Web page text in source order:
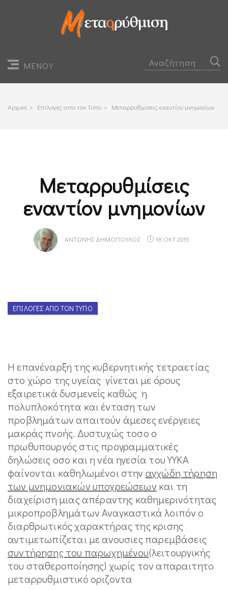
ΜΕΝΟΥ
Αρχικη > Επιλογες απο τον Τυπο > Μεταρρυθμίσεις εναντίον μνημονίων
Μεταρρυθμίσεις
εναντίον μνημονίων
ΑΝΤΏΝΗΣ ΔΗΜΌΠΟΥΛΟΣ 18 ΟΚΤ 2015
ΕΠΙΛΟΓΈΣ ΑΠΌ ΤΟΝ ΤΎΠΟ
Η επανέναρξη της κυβερνητικής τετραετίας
στο χώρο της υγείας γίνεται με όρους
εξαιρετικά δυσμενείς καθώς η
πολυπλοκότητα και ένταση των
προβλημάτων απαιτούν άμεσες ενέργειες
μακράς πνοής. Δυστυχώς τοσο ο
πρωθυπουργός στις προγραμματικές
δηλώσεις οσο και η νέα ηγεσία του ΥΥΚΑ
φαίνονται καθηλωμένοι στην αγχώδη τήρηση
των μνημονιακών υποχρεώσεων και τη
διαχείριση μιας απέραντης καθημερινότητας
μικροπροβλημάτων Αναγκαστικά λοιπόν ο
διαρθρωτικός χαρακτήρας της κρισης
αντιμετωπίζεται με ανουσιες παρεμβάσεις
συντήρησης του παρωχημένου(λειτουργικής
του σταθεροποίησης) χωρίς τον απαραιτητο
μεταρρυθμιστικό οριζοντα